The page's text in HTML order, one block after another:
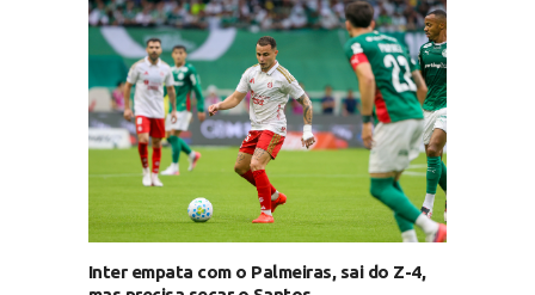
Inter empata com o Palmeiras, sai do Z-4,